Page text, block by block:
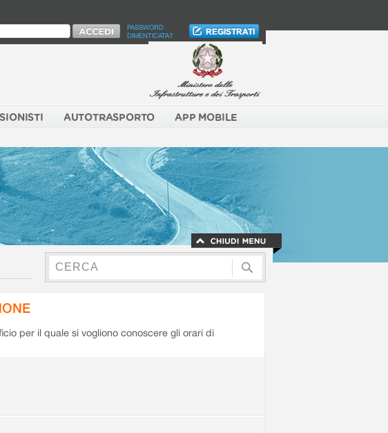
PASSWORD
DIMENTICATA?
AUTOTRASPORTO APP MOBILE
per il quale si vogliono conoscere gli orari di